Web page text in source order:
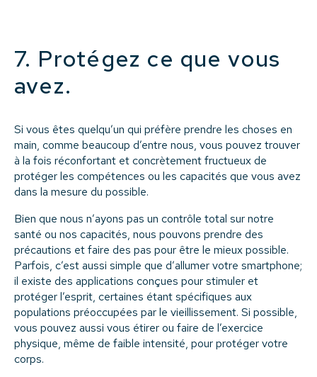
7. Protégez ce que vous
avez.
Si vous êtes quelqu’un qui préfère prendre les choses en
main, comme beaucoup d’entre nous, vous pouvez trouver
à la fois réconfortant et concrètement fructueux de
protéger les compétences ou les capacités que vous avez
dans la mesure du possible.
Bien que nous n’ayons pas un contrôle total sur notre
santé ou nos capacités, nous pouvons prendre des
précautions et faire des pas pour être le mieux possible.
Parfois, c’est aussi simple que d’allumer votre smartphone;
il existe des applications conçues pour stimuler et
protéger l’esprit, certaines étant spécifiques aux
populations préoccupées par le vieillissement. Si possible,
vous pouvez aussi vous étirer ou faire de l’exercice
physique, même de faible intensité, pour protéger votre
corps.